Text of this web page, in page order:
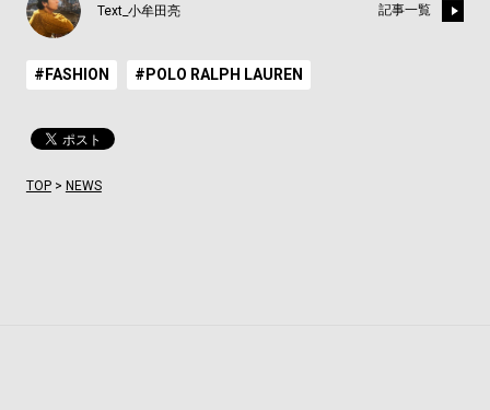
Text_小牟田亮 記事一覧
#FASHION #POLO RALPH LAUREN
TOP> NEWS